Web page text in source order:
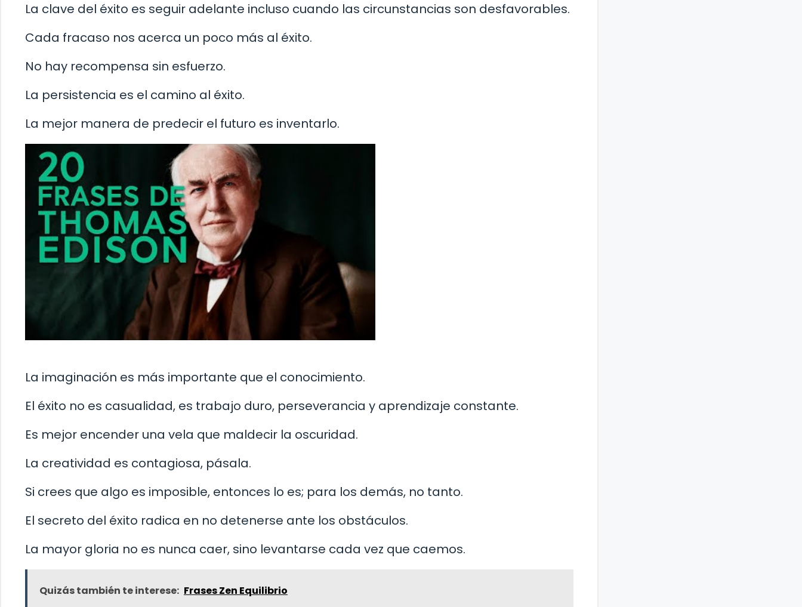
La clave del éxito es seguir adelante incluso cuando las circunstancias son desfavorables.
Cada fracaso nos acerca un poco más al éxito.
No hay recompensa sin esfuerzo.
La persistencia es el camino al éxito.
La mejor manera de predecir el futuro es inventarlo.
La imaginación es más importante que el conocimiento.
El éxito no es casualidad, es trabajo duro, perseverancia y aprendizaje constante.
Es mejor encender una vela que maldecir la oscuridad.
La creatividad es contagiosa, pásala.
Si crees que algo es imposible, entonces lo es; para los demás, no tanto.
El secreto del éxito radica en no detenerse ante los obstáculos.
La mayor gloria no es nunca caer, sino levantarse cada vez que caemos.
Quizás también te interese: Frases Zen Equilibrio